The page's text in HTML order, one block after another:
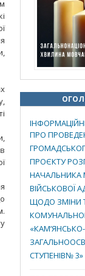
ПРО
ПРОЄКТУ
НАЧАЛЬНИКА
ВІЙСЬКОВОЇ
ЩОДО ЗМІНИ
СТУПЕНІВ№ 3»